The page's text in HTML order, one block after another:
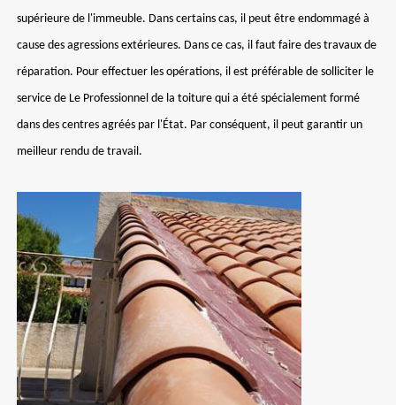
supérieure de l'immeuble. Dans certains cas, il peut être endommagé à
cause des agressions extérieures. Dans ce cas, il faut faire des travaux de
réparation. Pour effectuer les opérations, il est préférable de solliciter le
service de Le Professionnel de la toiture qui a été spécialement formé
dans des centres agréés par l'État. Par conséquent, il peut garantir un
meilleur rendu de travail.